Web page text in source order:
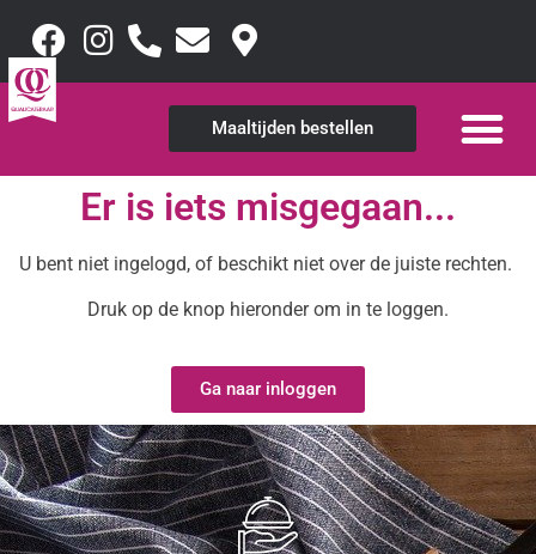
Maaltijden bestellen
Er is iets misgegaan...
U bent niet ingelogd, of beschikt niet over de juiste rechten.
Druk op de knop hieronder om in te loggen.
Ga naar inloggen